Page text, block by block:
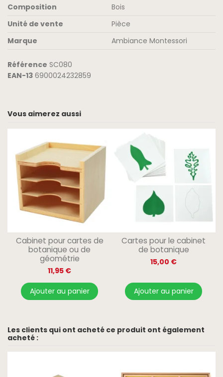
Composition
Bois
Unité de vente
Pièce
Marque
Ambiance Montessori
Référence SC080
EAN-13 6900024232859
Vous aimerez aussi
Cabinet pour cartes de
botanique ou de
géométrie
11,95 €
Ajouter au panier
Cartes pour le cabinet
de botanique
15,00 €
Ajouter au panier
Les clients qui ont acheté ce produit ont également
acheté :